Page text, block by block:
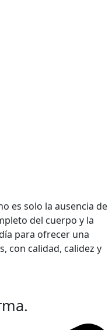
es solo la ausencia de
del cuerpo y la
para ofrecer una
con calidad, calidez y